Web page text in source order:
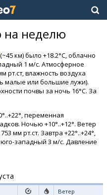
на неделю
(~45 км) было +18.2°C, облачно
1 м/с. Атмосферное
рт.ст, влажность воздуха
малые или большие лужи).
почвы за ночь 16°C. За
переменная
Ночью +10°..+12°. Ветер
мм рт.ст. Завтра +22°..+24°,
западный 3 м/с. Давление
Ветер